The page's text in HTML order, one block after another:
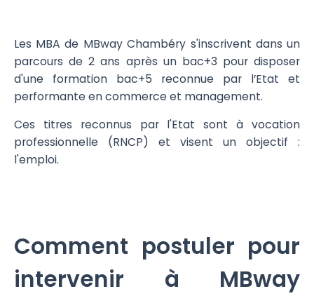
Les MBA de MBway Chambéry s'inscrivent dans un
parcours de 2 ans après un bac+3 pour disposer
d'une formation bac+5 reconnue par l’Etat et
performante en commerce et management.
Ces titres reconnus par l'Etat sont à vocation
professionnelle (RNCP) et visent un objectif :
l'emploi.
Comment postuler pour
intervenir à MBway